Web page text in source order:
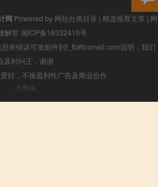
网 Powered by 网站分类目录 | 精选推荐文章 | 网
解答 湘ICP备16332410号
有错误可发邮件到f_fb#foxmail.com说明，我们
及时纠正，谢谢
好，不接盈利性广告及商业合作
小男孩